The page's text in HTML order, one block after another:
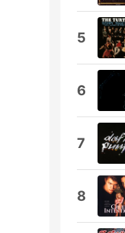
5
6
7
8